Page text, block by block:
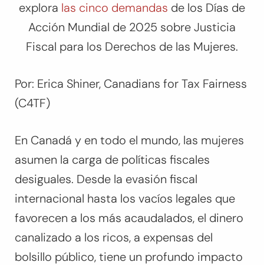
explora las cinco demandas de los Días de
Acción Mundial de 2025 sobre Justicia
Fiscal para los Derechos de las Mujeres.
Por: Erica Shiner, Canadians for Tax Fairness
(C4TF)
En Canadá y en todo el mundo, las mujeres
asumen la carga de políticas fiscales
desiguales. Desde la evasión fiscal
internacional hasta los vacíos legales que
favorecen a los más acaudalados, el dinero
canalizado a los ricos, a expensas del
bolsillo público, tiene un profundo impacto